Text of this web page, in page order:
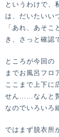
というわけで、
は、だいたいい
「あれ、あそこ
き、さっと確認
ところが今回の
までお風呂フロ
ここまで上下に
せん……なんと
なのでいろいろ
ではまず脱衣所